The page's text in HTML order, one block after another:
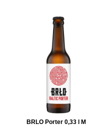
BRLO Porter 0,33 l